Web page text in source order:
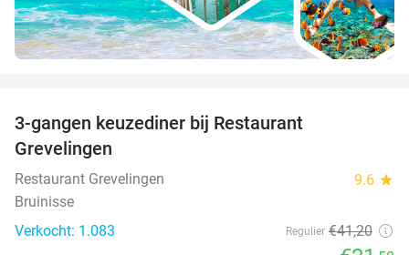
3-gangen keuzediner bij Restaurant
Grevelingen
Restaurant Grevelingen 9.6 star
Bruinisse
Verkocht: 1.083
Regulier €41,20